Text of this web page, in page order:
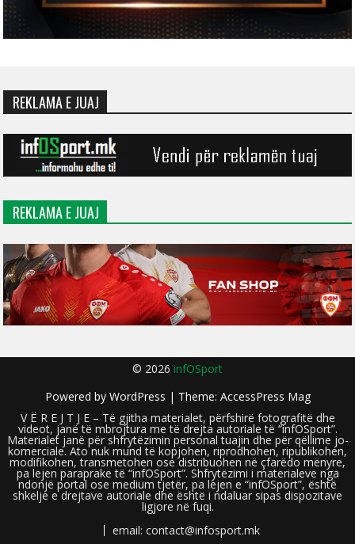
REKLAMA E JUAJ
REKLAMA E JUAJ
© 2026 infOSport
Powered by WordPress | Theme: AccessPress Mag
V Ë R E J T J E – Të gjitha materialet, përfshirë fotografitë dhe
videot, janë të mbrojtura me të drejta autoriale të “infOSport”.
Materialet janë për shfrytëzimin personal tuajin dhe për qëllime jo-
komerciale. Ato nuk mund të kopjohen, riprodhohen, ripublikohen,
modifikohen, transmetohen ose distribuohen në çfarëdo mënyre,
pa lejen paraprake të “infOSport”. Shfrytëzimi i materialeve nga
ndonjë portal ose medium tjetër, pa lejen e “infOSport”, është
shkelje e drejtave autoriale dhe është i ndaluar sipas dispozitave
ligjore në fuqi.
email: contact@infosport.mk